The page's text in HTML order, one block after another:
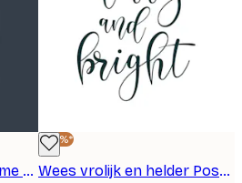
The Most Wonderful Time Poster
-40%*
Wees vrolijk en helder Poster